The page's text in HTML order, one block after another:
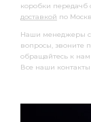
коробки передачб
доставкой по
Наши менеджеры с
вопросы, звоните
обращайтесь к нам
Все наши контакты